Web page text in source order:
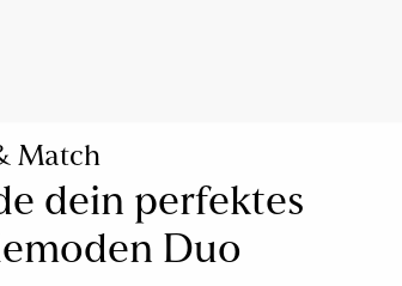
Match
dein perfektes
Duo